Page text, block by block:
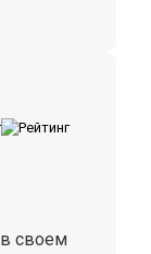
в своем